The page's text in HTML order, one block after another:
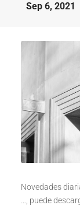
Sep 6, 2021
Novedades
…, puede